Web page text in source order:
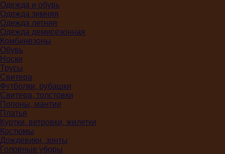
Одежда и обувь
Одежда зимняя
Одежда летняя
Одежда демисезонная
Комбинезоны
Обувь
Носки
Трусы
Свитера
Футболки, рубашки
Свитера, толстовки
Попоны, мантии
Платья
Куртки, ветровки, жилетки
Костюмы
Дождевики, зонты
Головные уборы